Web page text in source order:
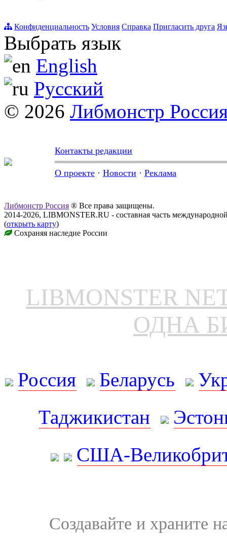
Конфиденциальность Условия Справка Пригласить друга
Выбрать язык
English
Русский
© 2026 Либмонстр
Контакты редакции
О проекте · Новости · Реклама
Либмонстр Россия ® Все права защищены.
2014-2026, LIBMONSTER.RU - составная часть
(открыть карту)
Сохраняя наследие России
LIBMONSTER
ОДНА
Россия Беларусь
Таджикистан
США-
Создавайте и храните